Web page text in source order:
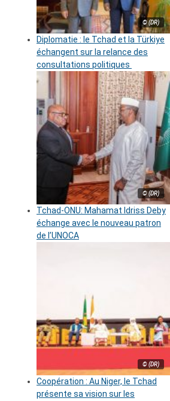
© (DR)
Diplomatie : le Tchad et la Türkiye
échangent sur la relance des
consultations politiques
© (DR)
Tchad-ONU: Mahamat Idriss Deby
échange avec le nouveau patron
de l’UNOCA
© (DR)
Coopération : Au Niger, le Tchad
présente sa vision sur les